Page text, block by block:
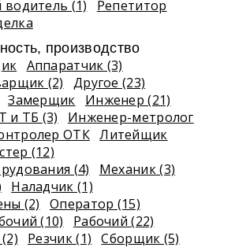
(1)
Репетитор
производство
Аппаратчик (3)
(2)
Другое (23)
Замерщик
Инженер (21)
и ТБ (3)
Инженер-метролог
ОТК Литейщик
(12)
(4)
Механик (3)
Наладчик (1)
(2)
Оператор (15)
(10)
Рабочий (22)
Резчик (1)
Сборщик (5)